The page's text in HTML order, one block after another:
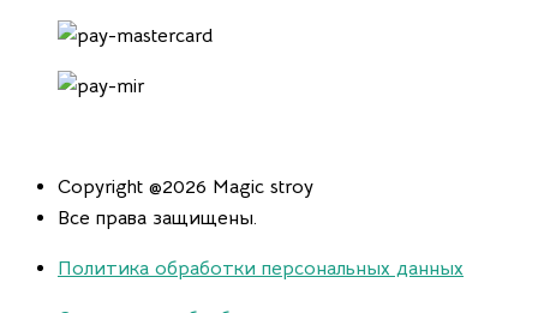
Copyright @2026 Magic stroy
Все права защищены.
Политика обработки персональных данных